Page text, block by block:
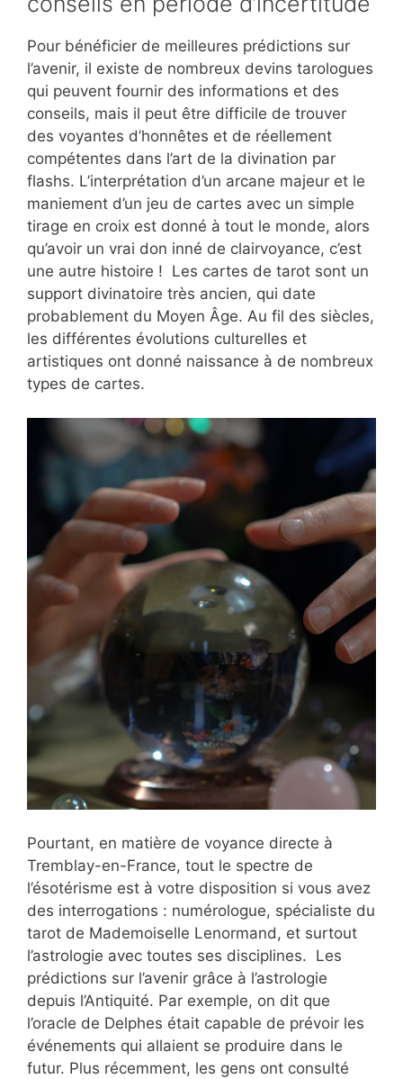
Pour bénéficier de meilleures prédictions sur
l’avenir, il existe de nombreux devins tarologues
qui peuvent fournir des informations et des
conseils, mais il peut être difficile de trouver
des voyantes d’honnêtes et de réellement
compétentes dans l’art de la divination par
flashs. L’interprétation d’un arcane majeur et le
maniement d’un jeu de cartes avec un simple
tirage en croix est donné à tout le monde, alors
qu’avoir un vrai don inné de clairvoyance, c’est
une autre histoire ! Les cartes de tarot sont un
support divinatoire très ancien, qui date
probablement du Moyen Âge. Au fil des siècles,
les différentes évolutions culturelles et
artistiques ont donné naissance à de nombreux
types de cartes.
Pourtant, en matière de voyance directe à
Tremblay-en-France, tout le spectre de
l’ésotérisme est à votre disposition si vous avez
des interrogations : numérologue, spécialiste du
tarot de Mademoiselle Lenormand, et surtout
l’astrologie avec toutes ses disciplines. Les
prédictions sur l’avenir grâce à l’astrologie
depuis l’Antiquité. Par exemple, on dit que
l’oracle de Delphes était capable de prévoir les
événements qui allaient se produire dans le
futur. Plus récemment, les gens ont consulté